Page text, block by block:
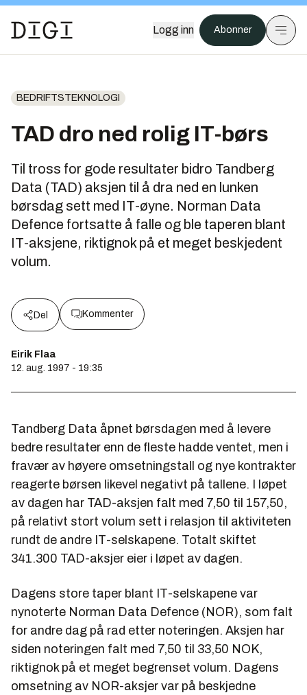
Logg inn Abonner
BEDRIFTSTEKNOLOGI
TAD dro ned rolig IT-børs
Til tross for gode resultater bidro Tandberg
Data (TAD) aksjen til å dra ned en lunken
børsdag sett med IT-øyne. Norman Data
Defence fortsatte å falle og ble taperen blant
IT-aksjene, riktignok på et meget beskjedent
volum.
Del Kommenter
Eirik Flaa
12. aug. 1997 - 19:35
Tandberg Data åpnet børsdagen med å levere
bedre resultater enn de fleste hadde ventet, men i
fravær av høyere omsetningstall og nye kontrakter
reagerte børsen likevel negativt på tallene. I løpet
av dagen har TAD-aksjen falt med 7,50 til 157,50,
på relativt stort volum sett i relasjon til aktiviteten
rundt de andre IT-selskapene. Totalt skiftet
341.300 TAD-aksjer eier i løpet av dagen.
Dagens store taper blant IT-selskapene var
nynoterte Norman Data Defence (NOR), som falt
for andre dag på rad etter noteringen. Aksjen har
siden noteringen falt med 7,50 til 33,50 NOK,
riktignok på et meget begrenset volum. Dagens
omsetning av NOR-aksjer var på beskjedne